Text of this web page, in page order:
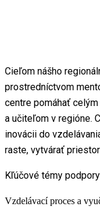
Cieľom nášho
prostredníctvom
centre pomáhať
a učiteľom v regióne.
inovácii do
raste, vytvárať
Kľúčové témy
Vzdelávací proces a